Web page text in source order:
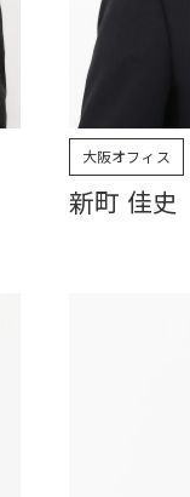
大阪オフィス
新町 佳史